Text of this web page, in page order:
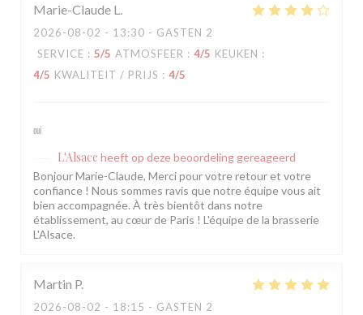
Marie-Claude L
2026-08-02 - 13:30 - GASTEN 2
SERVICE : 5/5 ATMOSFEER : 4/5 KEUKEN :
4/5 KWALITEIT / PRIJS : 4/5
oui
L'Alsace heeft op deze beoordeling gereageerd
Bonjour Marie-Claude, Merci pour votre retour et votre
confiance ! Nous sommes ravis que notre équipe vous ait
bien accompagnée. À très bientôt dans notre
établissement, au cœur de Paris ! L'équipe de la brasserie
L'Alsace.
Martin P
2026-08-02 - 18:15 - GASTEN 2